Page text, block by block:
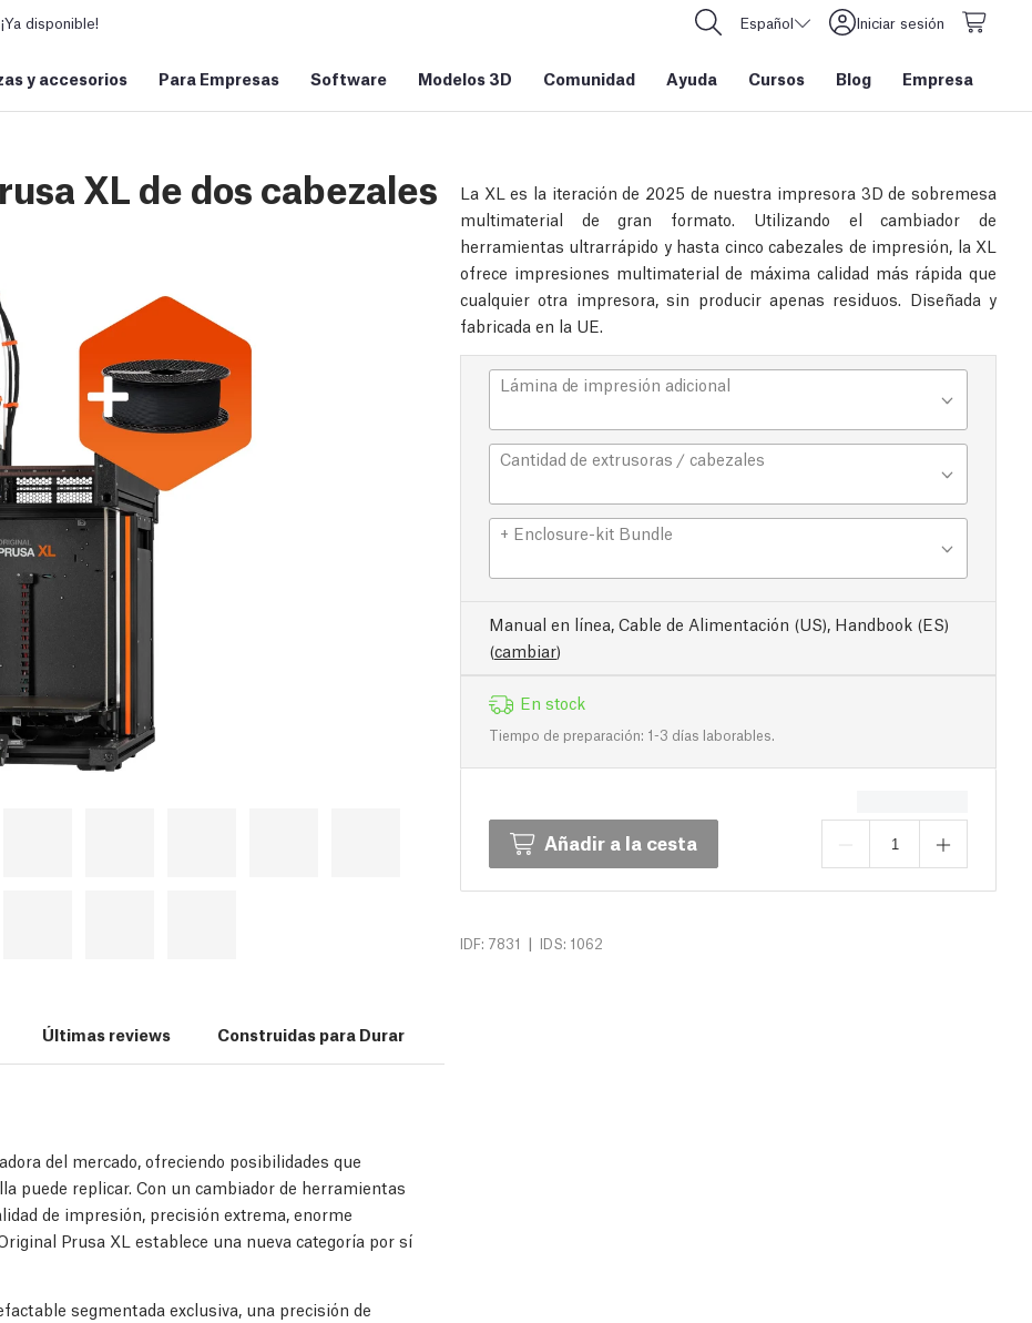
disponible! Español Iniciar sesión
y accesorios Para Empresas Software Modelos 3D Comunidad Ayuda Cursos Blog Empresa
XL de dos cabezales
La XL es la iteración de 2025 de nuestra impresora 3D de sobremesa
multimaterial de gran formato. Utilizando el cambiador de
herramientas ultrarrápido y hasta cinco cabezales de impresión, la XL
ofrece impresiones multimaterial de máxima calidad más rápida que
cualquier otra impresora, sin producir apenas residuos. Diseñada y
fabricada en la UE.
Lámina de impresión adicional
Cantidad de extrusoras / cabezales
+ Enclosure-kit Bundle
Manual en línea, Cable de Alimentación (US), Handbook (ES)
(cambiar)
En stock
Tiempo de preparación: 1-3 días laborables.
Añadir a la cesta
IDF: 7831 | IDS: 1062
Últimas reviews Construidas para Durar
del mercado, ofreciendo posibilidades que
puede replicar. Con un cambiador de herramientas
de impresión, precisión extrema, enorme
Prusa XL establece una nueva categoría por sí
segmentada exclusiva, una precisión de